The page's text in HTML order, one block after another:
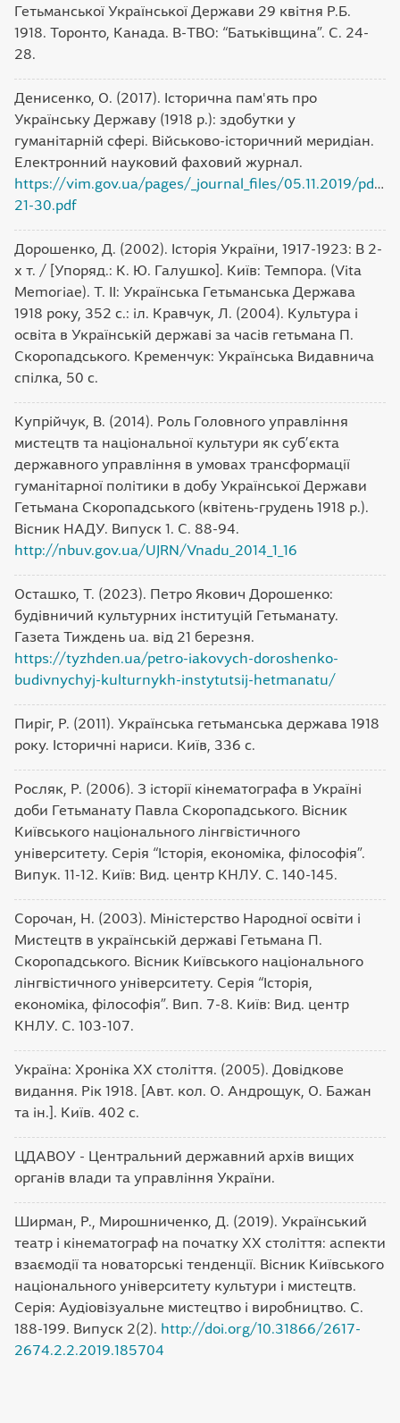
Гетьманської Української Держави 29 квітня Р.Б.
1918. Торонто, Канада. В-ТВО: “Батьківщина”. С. 24-
28.
Денисенко, О. (2017). Історична пам'ять про
Українську Державу (1918 р.): здобутки у
гуманітарній сфері. Військово-історичний меридіан.
Електронний науковий фаховий журнал.
https://vim.gov.ua/pages/_journal_files/05.11.2019/pdf/
21-30.pdf
Дорошенко, Д. (2002). Історія України, 1917-1923: В 2-
х т. / [Упоряд.: К. Ю. Галушко]. Київ: Темпора. (Vita
Memoriae). Т. ІІ: Українська Гетьманська Держава
1918 року, 352 с.: іл. Кравчук, Л. (2004). Культура і
освіта в Українській державі за часів гетьмана П.
Скоропадського. Кременчук: Українська Видавнича
спілка, 50 с.
Купрійчук, В. (2014). Роль Головного управління
мистецтв та національної культури як суб’єкта
державного управління в умовах трансформації
гуманітарної політики в добу Української Держави
Гетьмана Скоропадського (квітень-грудень 1918 р.).
Вісник НАДУ. Випуск 1. С. 88-94.
http://nbuv.gov.ua/UJRN/Vnadu_2014_1_16
Осташко, Т. (2023). Петро Якович Дорошенко:
будівничий культурних інституцій Гетьманату.
Газета Тиждень ua. від 21 березня.
https://tyzhden.ua/petro-iakovych-doroshenko-
budivnychyj-kulturnykh-instytutsij-hetmanatu/
Пиріг, Р. (2011). Українська гетьманська держава 1918
року. Історичні нариси. Київ, 336 с.
Росляк, Р. (2006). З історії кінематографа в Україні
доби Гетьманату Павла Скоропадського. Вісник
Київського національного лінгвістичного
університету. Серія “Історія, економіка, філософія”.
Випук. 11-12. Київ: Вид. центр КНЛУ. С. 140-145.
Сорочан, Н. (2003). Міністерство Народної освіти і
Мистецтв в українській державі Гетьмана П.
Скоропадського. Вісник Київського національного
лінгвістичного університету. Серія “Історія,
економіка, філософія”. Вип. 7-8. Київ: Вид. центр
КНЛУ. С. 103-107.
Україна: Хроніка ХХ століття. (2005). Довідкове
видання. Рік 1918. [Авт. кол. О. Андрощук, О. Бажан
та ін.]. Київ. 402 с.
ЦДАВОУ - Центральний державний архів вищих
органів влади та управління України.
Ширман, Р., Мирошниченко, Д. (2019). Український
театр і кінематограф на початку ХХ століття: аспекти
взаємодії та новаторські тенденції. Вісник Київського
національного університету культури і мистецтв.
Серія: Аудіовізуальне мистецтво і виробництво. С.
188-199. Випуск 2(2). http://doi.org/10.31866/2617-
2674.2.2.2019.185704